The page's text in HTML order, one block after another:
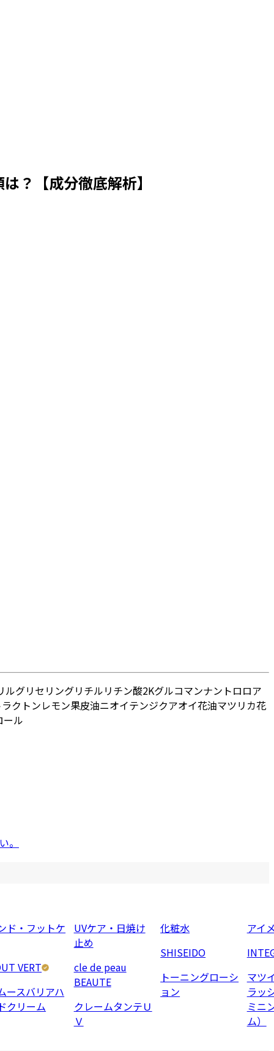
？【成分徹底解析】
ルグリセリングリチルリチン酸2Kグルコマンナン トロロア
クトンレモン果皮油ニオイテンジクアオイ花油マツリカ花
ール
。
ド・フットケ
VERT
ースバリアハ
クリーム
UVケア・日焼け
止め
cle de peau
BEAUTE
クレームタンテＵ
Ｖ
化粧水
SHISEIDO
トーニングローシ
ョン
アイ
マツ
ラッ
ミニ
ム）